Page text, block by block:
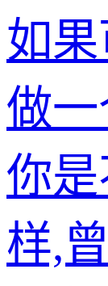
如
做一
你
样,